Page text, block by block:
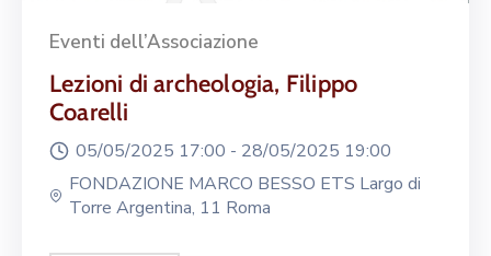
Eventi dell’Associazione
Lezioni di archeologia, Filippo
Coarelli
05/05/2025 17:00 - 28/05/2025 19:00
FONDAZIONE MARCO BESSO ETS Largo di
Torre Argentina, 11 Roma